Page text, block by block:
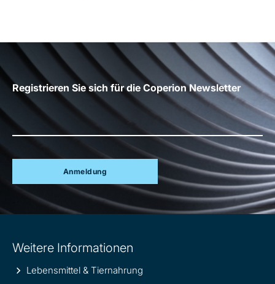
Registrieren Sie sich für die Coperion Newsletter
Anmeldung
information
Weitere Informationen
Lebensmittel & Tiernahrung